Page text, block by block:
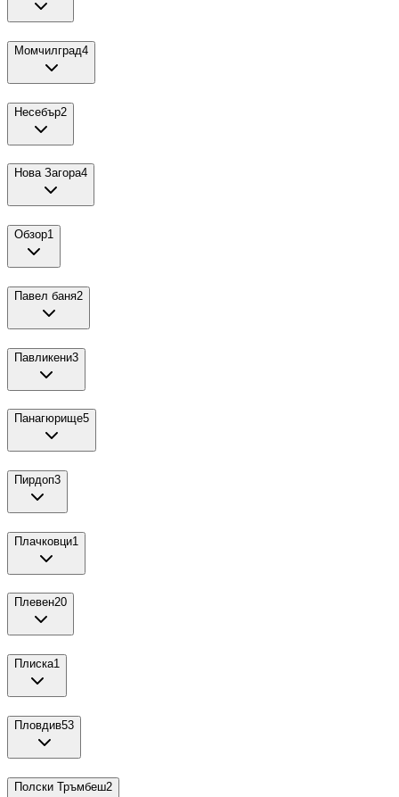
Момчилград4
Несебър2
Нова Загора4
Обзор1
Павел баня2
Павликени3
Панагюрище5
Пирдоп3
Плачковци1
Плевен20
Плиска1
Пловдив53
Полски Тръмбеш2